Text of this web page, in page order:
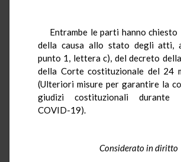
Entrambe le parti hanno chiesto
della causa allo stato degli atti,
punto 1, lettera c), del decreto
della Corte costituzionale del 24
(Ulteriori misure per garantire la
giudizi costituzionali durante
COVID-19).
Considerato in diritto